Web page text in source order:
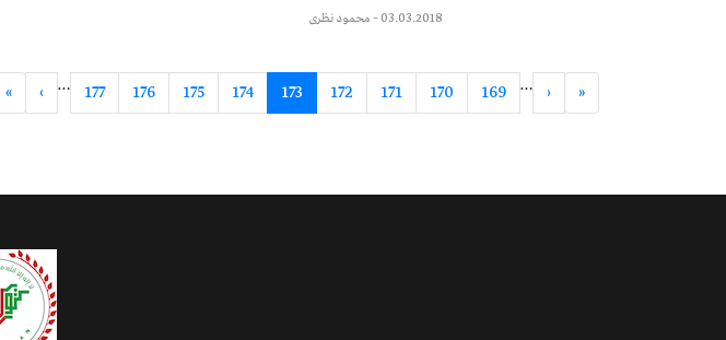
03.03.2018
–محمود نظری
«
‹
…
169
170
171
172
173
174
175
176
177
…
›
»